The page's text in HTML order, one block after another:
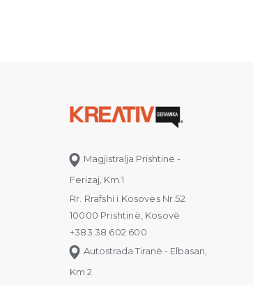
Magjistralja Prishtinë -
Ferizaj, Km 1
Rr. Rrafshi i Kosovës Nr.52
10000 Prishtinë, Kosovë
+383 38 602 600
Autostrada Tiranë - Elbasan,
Km 2